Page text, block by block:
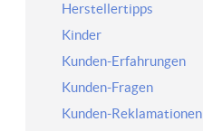
Herstellertipps
Kinder
Kunden-Erfahrungen
Kunden-Fragen
Kunden-Reklamationen